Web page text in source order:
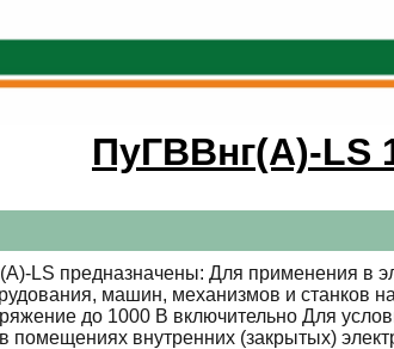
ПуГВВнг(A)-LS
LS предназначены: Для применения в
машин, механизмов и
до 1000 В включительно Для
помещениях внутренних (закрытых)